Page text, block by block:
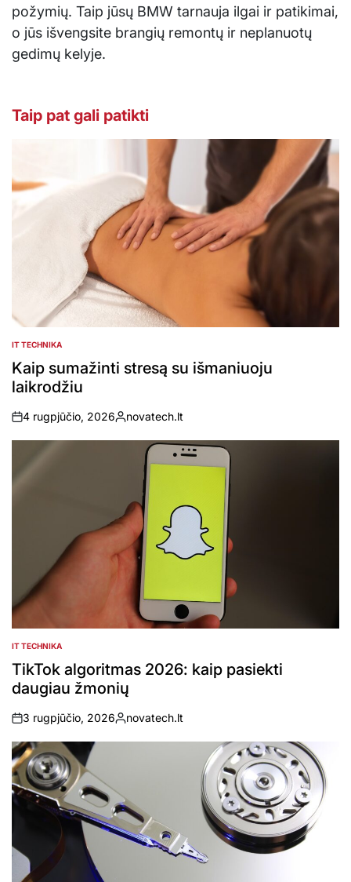
požymių. Taip jūsų BMW tarnauja ilgai ir patikimai,
o jūs išvengsite brangių remontų ir neplanuotų
gedimų kelyje.
Taip pat gali patikti
POSTED
IN
IT TECHNIKA
Kaip sumažinti stresą su išmaniuoju
laikrodžiu
on
4 rugpjūčio, 2026
Posted
by
novatech.lt
POSTED
IN
IT TECHNIKA
TikTok algoritmas 2026: kaip pasiekti
daugiau žmonių
on
3 rugpjūčio, 2026
Posted
by
novatech.lt